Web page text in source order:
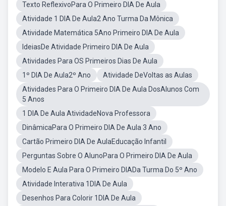
Texto ReflexivoPara O Primeiro DIA De Aula
Atividade 1 DIA De Aula2 Ano Turma Da Mônica
Atividade Matemática 5Ano Primeiro DIA De Aula
IdeiasDe Atividade Primeiro DIA De Aula
Atividades Para OS Primeiros Dias De Aula
1º DIA De Aula2º Ano
Atividade DeVoltas as Aulas
Atividades Para O Primeiro DIA De Aula DosAlunos Com
5 Anos
1 DIA De Aula AtividadeNova Professora
DinâmicaPara O Primeiro DIA De Aula 3 Ano
Cartão Primeiro DIA De AulaEducação Infantil
Perguntas Sobre O AlunoPara O Primeiro DIA De Aula
Modelo E Aula Para O Primeiro DIADa Turma Do 5º Ano
Atividade Interativa 1DIA De Aula
Desenhos Para Colorir 1DIA De Aula